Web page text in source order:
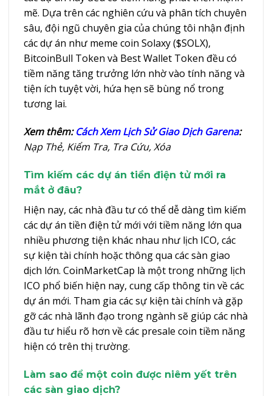
mẽ. Dựa trên các nghiên cứu và phân tích chuyên
sâu, đội ngũ chuyên gia của chúng tôi nhận định
các dự án như meme coin Solaxy ($SOLX),
BitcoinBull Token và Best Wallet Token đều có
tiềm năng tăng trưởng lớn nhờ vào tính năng và
tiện ích tuyệt vời, hứa hẹn sẽ bùng nổ trong
tương lai.
Xem thêm:Cách Xem Lịch Sử Giao Dịch Garena:
Nạp Thẻ, Kiểm Tra, Tra Cứu, Xóa
Tìm kiếm các dự án tiền điện tử mới ra
mắt ở đâu?
Hiện nay, các nhà đầu tư có thể dễ dàng tìm kiếm
các dự án tiền điện tử mới với tiềm năng lớn qua
nhiều phương tiện khác nhau như lịch ICO, các
sự kiện tài chính hoặc thông qua các sàn giao
dịch lớn. CoinMarketCap là một trong những lịch
ICO phổ biến hiện nay, cung cấp thông tin về các
dự án mới. Tham gia các sự kiện tài chính và gặp
gỡ các nhà lãnh đạo trong ngành sẽ giúp các nhà
đầu tư hiểu rõ hơn về các presale coin tiềm năng
hiện có trên thị trường.
Làm sao để một coin được niêm yết trên
các sàn giao dịch?